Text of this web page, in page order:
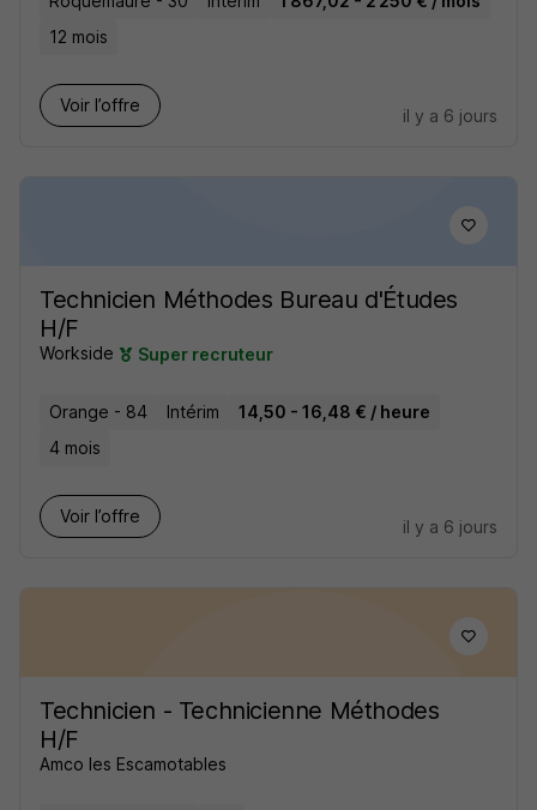
12 mois
Voir l’offre
il y a 6 jours
Technicien Méthodes Bureau d'Études
H/F
Workside Super recruteur
Orange - 84 Intérim
14,50 - 16,48 € / heure
4 mois
Voir l’offre
il y a 6 jours
Technicien - Technicienne Méthodes
H/F
Amco les Escamotables